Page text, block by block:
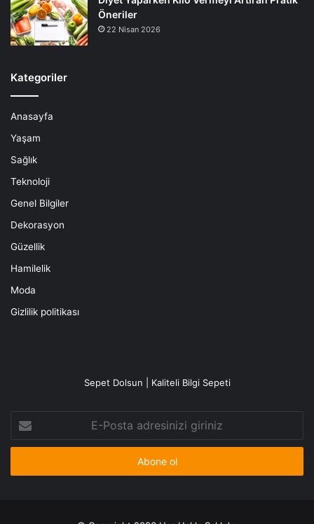
Öneriler
22 Nisan 2026
Kategoriler
Anasayfa
Yaşam
Sağlık
Teknoloji
Genel Bilgiler
Dekorasyon
Güzellik
Hamilelik
Moda
Gizlilik politikası
Sepet Dolsun | Kaliteli Bilgi Sepeti
Posta
adresinizi